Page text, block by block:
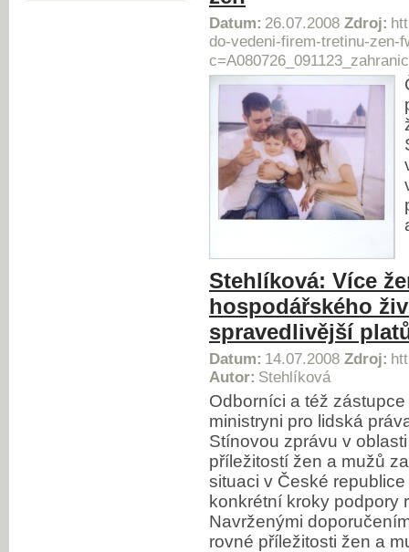
Datum: 26.07.2008 Zdroj:
do-vedeni-firem-tretinu-zen-
Stehlíková: Více
hospodářského
spravedlivější
Datum: 14.07.2008 Zdroj:
Autor: Stehlíková
Odborníci a též
ministryni pro lidská
Stínovou zprávu v
příležitostí žen a mužů
situaci v České
konkrétní kroky podpory
Navrženými
rovné příležitosti žen a